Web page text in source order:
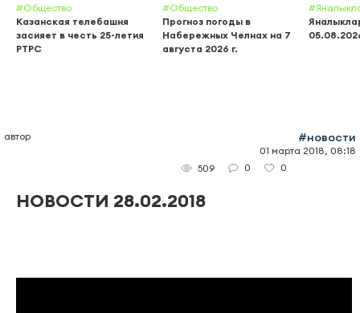
#Общество
Казанская телебашня
засияет в честь 25-летия
РТРС
#Общество
Прогноз погоды в
Набережных Челнах на 7
августа 2026 г.
автор #новости
01 марта 2018, 08:18
509
0 0
НОВОСТИ 28.02.2018